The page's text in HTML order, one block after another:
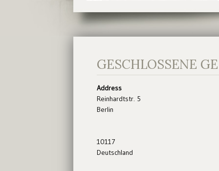
GESCHLOSSENE
Address
Reinhardtstr. 5
Berlin
10117
Deutschland